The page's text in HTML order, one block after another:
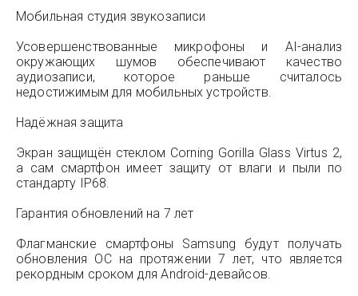
Мобильная студия звукозаписи
Усовершенствованные микрофоны и AI-анализ
окружающих шумов обеспечивают качество
аудиозаписи, которое раньше считалось
недостижимым для мобильных устройств.
Надёжная защита
Экран защищён стеклом Corning Gorilla Glass Virtus 2,
а сам смартфон имеет защиту от влаги и пыли по
стандарту IP68.
Гарантия обновлений на 7 лет
Флагманские смартфоны Samsung будут получать
обновления ОС на протяжении 7 лет, что является
рекордным сроком для Android-девайсов.